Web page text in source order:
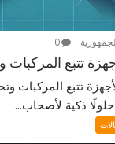
0
تتبع المركبات
تتبع المركبات
ذكية لأصحاب...